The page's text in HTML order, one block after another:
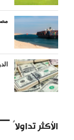
الأكثر تداولاً